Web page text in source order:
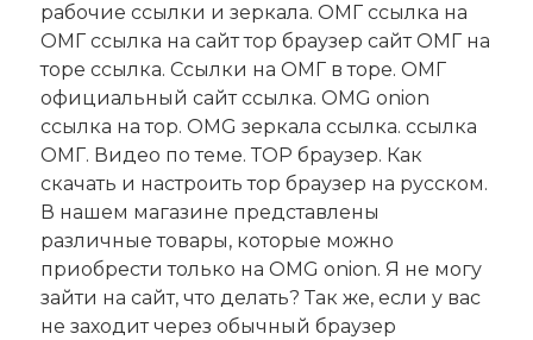
рабочие ссылки и зеркала. ОМГ ссылка на
ОМГ ссылка на сайт тор браузер сайт ОМГ на
торе ссылка. Ссылки на ОМГ в торе. ОМГ
официальный сайт ссылка. OMG onion
ссылка на тор. OMG зеркала ссылка. ссылка
ОМГ. Видео по теме. ТОР браузер. Как
скачать и настроить тор браузер на русском.
В нашем магазине представлены
различные товары, которые можно
приобрести только на OMG onion. Я не могу
зайти на сайт, что делать? Так же, если у вас
не заходит через обычный браузер